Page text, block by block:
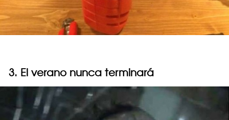
3. El verano nunca terminará